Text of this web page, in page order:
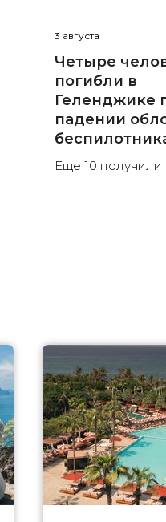
3 августа
Четыре
погибли в
Геленджике
падении
Еще 10 получили